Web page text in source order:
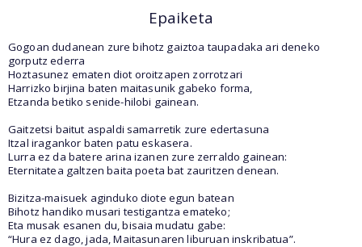
Epaiketa
Gogoan dudanean zure bihotz gaiztoa taupadaka ari deneko
gorputz ederra
Hoztasunez ematen diot oroitzapen zorrotzari
Harrizko birjina baten maitasunik gabeko forma,
Etzanda betiko senide-hilobi gainean.
Gaitzetsi baitut aspaldi samarretik zure edertasuna
Itzal iragankor baten patu eskasera.
Lurra ez da batere arina izanen zure zerraldo gainean:
Eternitatea galtzen baita poeta bat zauritzen denean.
Bizitza-maisuek aginduko diote egun batean
Bihotz handiko musari testigantza emateko;
Eta musak esanen du, bisaia mudatu gabe:
“Hura ez dago, jada, Maitasunaren liburuan inskribatua”.